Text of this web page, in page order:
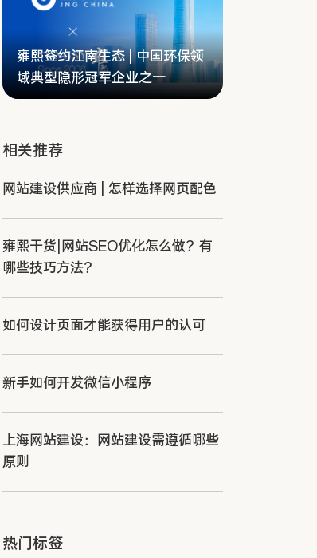
雍熙签约江南生态 | 中国环保领
域典型隐形冠军企业之一
相关推荐
网站建设供应商 | 怎样选择网页配色
雍熙干货|网站SEO优化怎么做？有
哪些技巧方法？
如何设计页面才能获得用户的认可
新手如何开发微信小程序
上海网站建设：网站建设需遵循哪些
原则
热门标签